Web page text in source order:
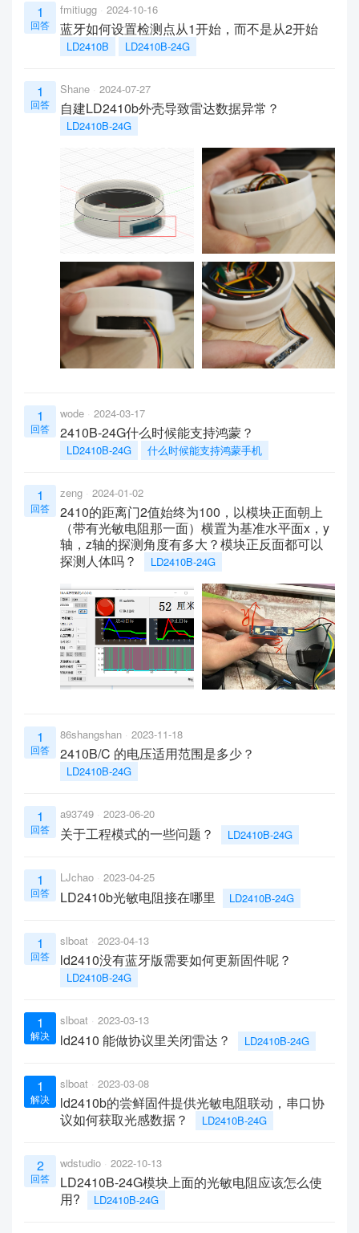
1
回答
fmitiugg 2024-10-16
蓝牙如何设置检测点从1开始，而不是从2开始
LD2410B LD2410B-24G
1
回答
Shane 2024-07-27
自建LD2410b外壳导致雷达数据异常？
LD2410B-24G
1
回答
wode 2024-03-17
2410B-24G什么时候能支持鸿蒙？
LD2410B-24G 什么时候能支持鸿蒙手机
1
回答
zeng 2024-01-02
2410的距离门2值始终为100，以模块正面朝上
（带有光敏电阻那一面）横置为基准水平面x，y
轴，z轴的探测角度有多大？模块正反面都可以
探测人体吗？
LD2410B-24G
1
回答
86shangshan 2023-11-18
2410B/C 的电压适用范围是多少？
LD2410B-24G
1
回答
a93749 2023-06-20
关于工程模式的一些问题？ LD2410B-24G
1
回答
LJchao 2023-04-25
LD2410b光敏电阻接在哪里 LD2410B-24G
1
回答
slboat 2023-04-13
ld2410没有蓝牙版需要如何更新固件呢？
LD2410B-24G
1
解决
slboat 2023-03-13
ld2410 能做协议里关闭雷达？ LD2410B-24G
1
解决
slboat 2023-03-08
ld2410b的尝鲜固件提供光敏电阻联动，串口协
议如何获取光感数据？
LD2410B-24G
2
回答
wdstudio 2022-10-13
LD2410B-24G模块上面的光敏电阻应该怎么使
用?
LD2410B-24G